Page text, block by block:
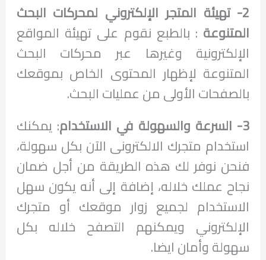
2- تهيئة المتجر الإلكتروني لمحركات البحث
المتنوعة : بالطبع نقوم على تهيئة المواقع
الإلكترونية وغيرها عبر محركات البحث
المتنوعة لإظهار المحتوى الخاص بموقعك
بالصفحات الأولى من عمليات البحث.
3- السرعة والسهولة في الاستخدام
: يمكنك
استخدام متجرك الالكترونى الآن بكل سهولة،
فنحن نوفر لك هذه الطريقة من أجل ضمان
نجاح عملك خلاله، إضافة إلى أنه يكون سهل
الاستخدام لجميع زوار موقعك أو متجرك
الإلكتروني ويمكنهم التصفح خلاله بكل
سهولة وأمان ايضا.